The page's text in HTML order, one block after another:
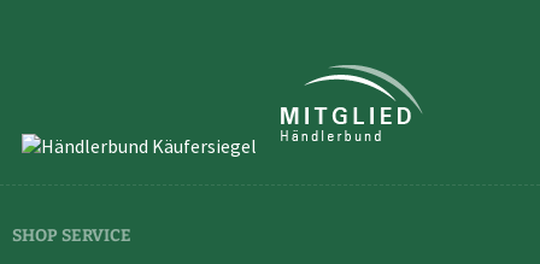
SHOP SERVICE